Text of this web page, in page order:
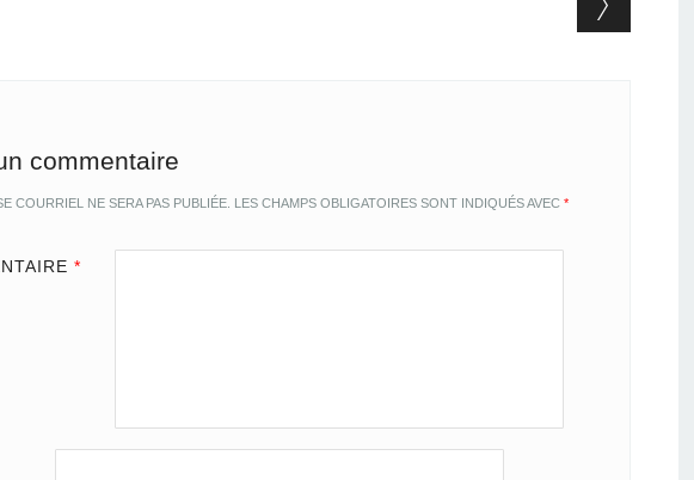
commentaire
COURRIEL NE SERA PAS PUBLIÉE. LES CHAMPS OBLIGATOIRES SONT INDIQUÉS AVEC *
*